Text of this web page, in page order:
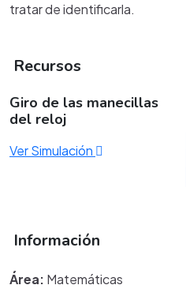
tratar de identificarla.
Recursos
Giro de las manecillas
del reloj
Ver Simulación
Información
Área: Matemáticas